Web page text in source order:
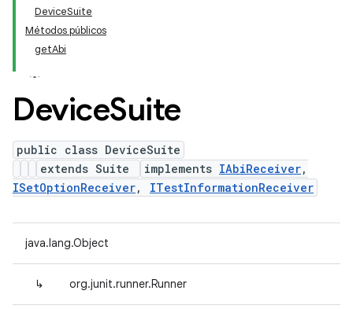
DeviceSuite
Métodos públicos
getAbi
DeviceSuite
public class DeviceSuite
extends Suite
implements IAbiReceiver,
ISetOptionReceiver, ITestInformationReceiver
java.lang.Object
↳ org.junit.runner.Runner